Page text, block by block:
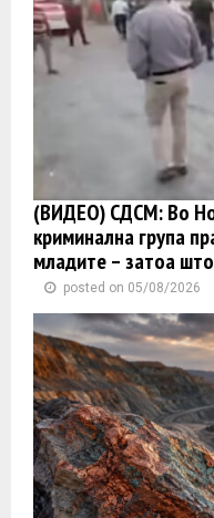
(ВИДЕО) СДСМ: Во
криминална група
младите – затоа
posted on 05/08/2026